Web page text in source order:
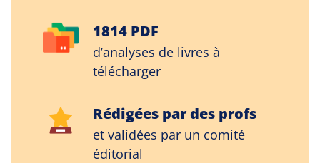
1814 PDF
d’analyses de livres à
télécharger
Rédigées par des profs
et validées par un comité
éditorial